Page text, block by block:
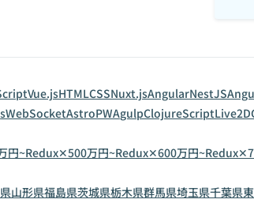
Vue.jsHTMLCSSNuxt.jsAngularNestJS
WebSocketAstroPWAgulpClojureScriptLive2D
円~Redux✕500万円~Redux✕600万円~
山形県福島県茨城県栃木県群馬県埼玉県千葉県